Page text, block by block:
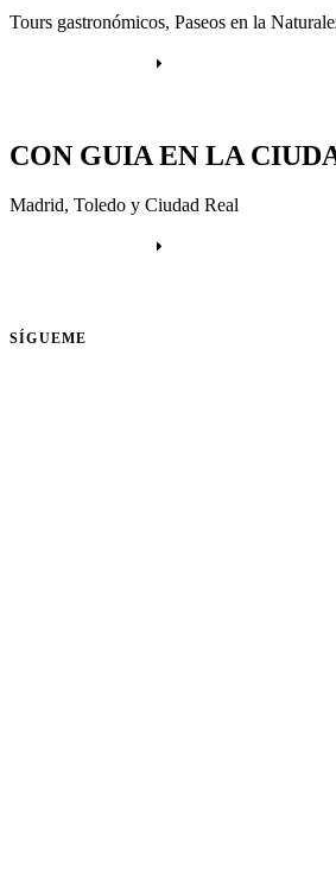
Tours gastronómicos, Paseos en la
CON GUIA EN LA
Madrid, Toledo y Ciudad Real
SÍGUEME